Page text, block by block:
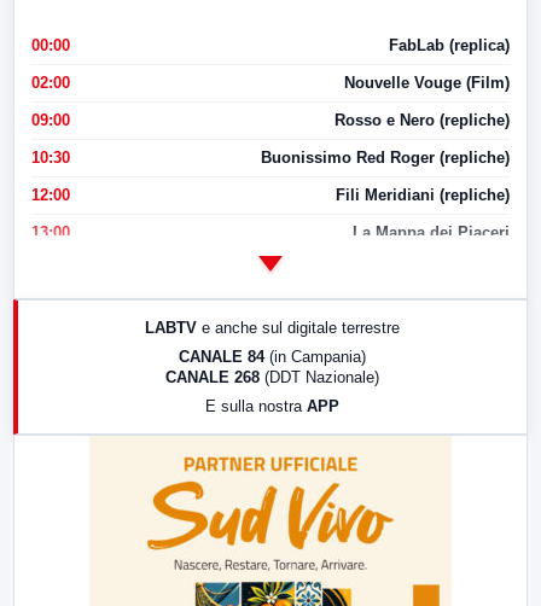
00:00 FabLab (replica)
02:00 Nouvelle Vouge (Film)
09:00 Rosso e Nero (repliche)
10:30 Buonissimo Red Roger (repliche)
12:00 Fili Meridiani (repliche)
13:00 La Mappa dei Piaceri
LABTV e anche sul digitale terrestre
CANALE 84 (in Campania)
CANALE 268 (DDT Nazionale)
E sulla nostra APP